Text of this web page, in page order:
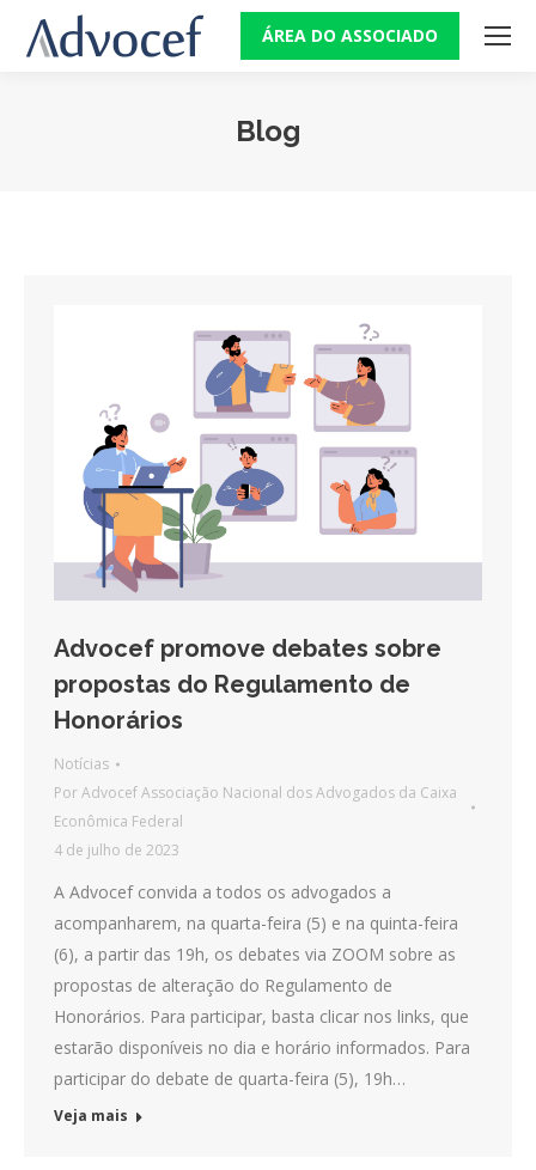
ÁREA DO ASSOCIADO
Blog
Advocef promove debates sobre
propostas do Regulamento de
Honorários
Notícias
PorAdvocef Associação Nacional dos Advogados da Caixa
Econômica Federal
4 de julho de 2023
A Advocef convida a todos os advogados a
acompanharem, na quarta-feira (5) e na quinta-feira
(6), a partir das 19h, os debates via ZOOM sobre as
propostas de alteração do Regulamento de
Honorários. Para participar, basta clicar nos links, que
estarão disponíveis no dia e horário informados. Para
participar do debate de quarta-feira (5), 19h…
Veja mais